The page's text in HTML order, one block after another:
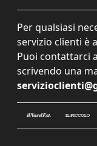
Per qualsiasi
servizio clienti è
Puoi contattarci
scrivendo una